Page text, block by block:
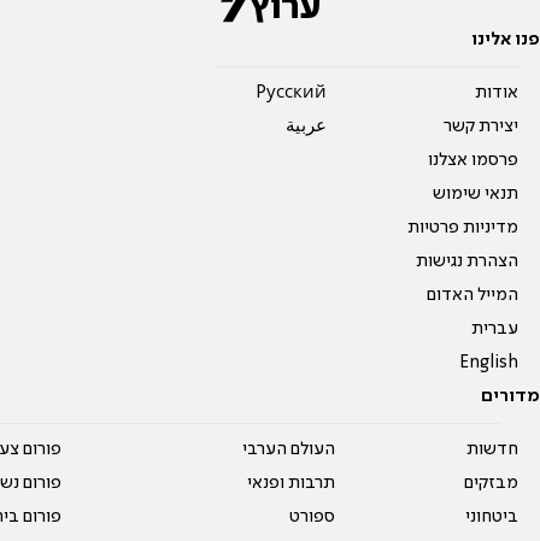
פנו אלינו
אודות
יצירת קשר
פרסמו אצלנו
תנאי שימוש
מדיניות פרטיות
הצהרת נגישות
המייל האדום
עברית
English
Pусский
عربية
מדורים
חדשות
מבזקים
ביטחוני
העולם הערבי
תרבות ופנאי
ספורט
פורום
פורום
פורום